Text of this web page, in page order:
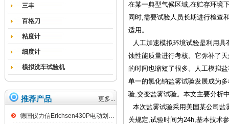
三丰
百格刀
粘度计
细度计
模拟洗车试验机
推荐产品 更多...
德国仪力信Erichsen430P电动划格试验仪
在某一典型气候区域,在贮存环境
同时,需要试验人员长期进行检查
适用。
人工加速模拟环境试验是利用具
蚀性能质量进行考核。它弥补了
的时间也缩短了很多。人工模拟
单一的氯化钠盐雾试验发展成为
验,交变盐雾试验。本文主要分析
本次盐雾试验采用美国某公司盐
关规定,试验时间为24h,基本技术